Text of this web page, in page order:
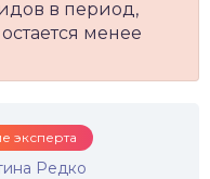
в период,
менее
эксперта
Редко